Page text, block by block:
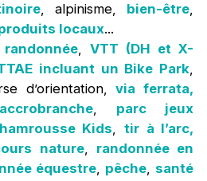
, alpinisme, bien-être,
locaux...
randonnée,VTT (DH et X-
incluant un Bike Park,
d’orientation,via ferrata,
, parc jeux
Kids, tir à l’arc,
nature, randonnée en
équestre, pêche,santé